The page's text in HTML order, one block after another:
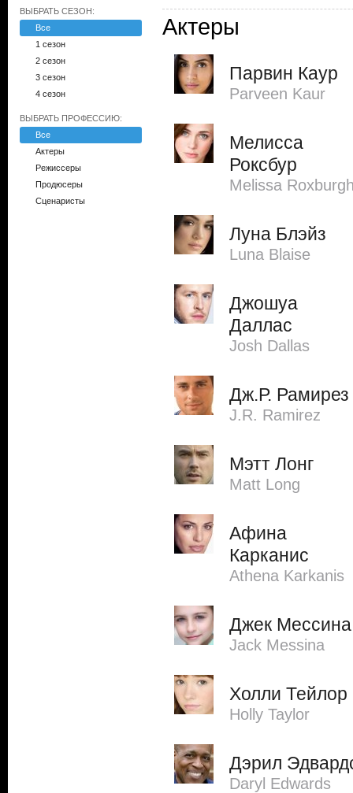
ВЫБРАТЬ СЕЗОН:
Все
1 сезон
2 сезон
3 сезон
4 сезон
ВЫБРАТЬ ПРОФЕССИЮ:
Все
Актеры
Режиссеры
Продюсеры
Сценаристы
Актеры
Парвин Каур
Parveen Kaur
Мелисса
Роксбур
Melissa
Луна Блэйз
Luna Blaise
Джошуа
Даллас
Josh Dallas
Дж.Р. Рамирез
J.R. Ramirez
Мэтт Лонг
Matt Long
Афина
Карканис
Athena Karkanis
Джек Мессина
Jack Messina
Холли Тейлор
Holly Taylor
Дэрил
Daryl Edwards